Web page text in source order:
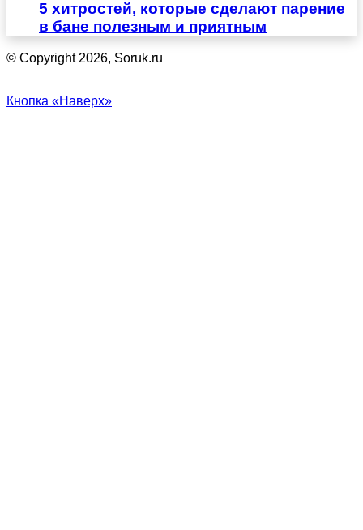
5 хитростей, которые сделают парение
в бане полезным и приятным
© Copyright 2026, Soruk.ru
Кнопка «Наверх»